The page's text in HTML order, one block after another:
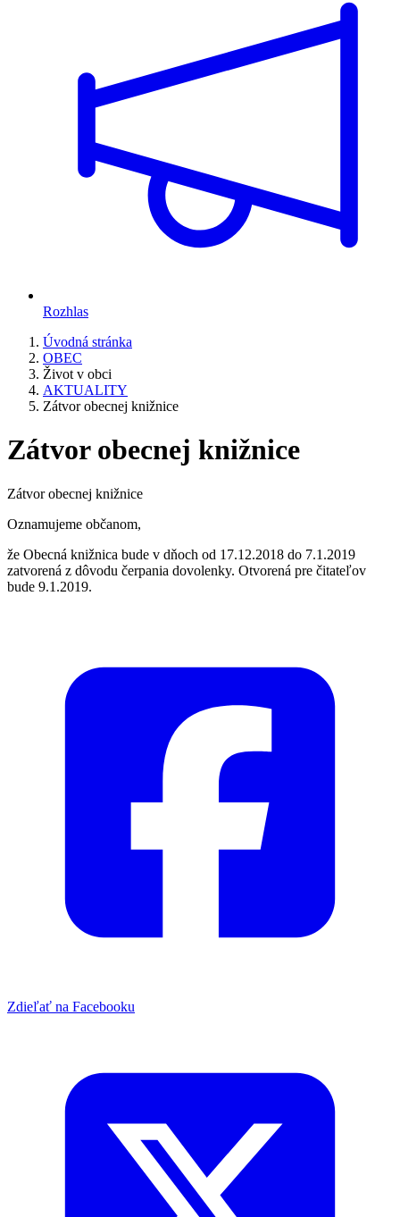
Rozhlas
Úvodná stránka
OBEC
Život v obci
AKTUALITY
Zátvor obecnej knižnice
Zátvor obecnej knižnice
Zátvor obecnej knižnice
Oznamujeme občanom,
že Obecná knižnica bude v dňoch od 17.12.2018 do 7.1.2019
zatvorená z dôvodu čerpania dovolenky. Otvorená pre čitateľov
bude 9.1.2019.
Zdieľať na Facebooku